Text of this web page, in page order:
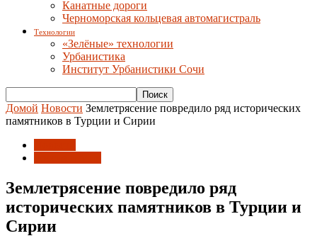
Канатные дороги
Черноморская кольцевая автомагистраль
Технологии
«Зелёные» технологии
Урбанистика
Институт Урбанистики Сочи
Домой Новости Землетрясение повредило ряд исторических
памятников в Турции и Сирии
Землетрясение повредило ряд
исторических памятников в Турции и
Сирии